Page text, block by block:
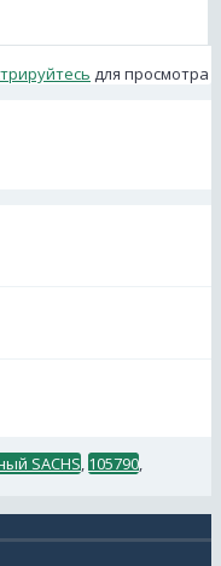
для просмотра
SACHS 105790